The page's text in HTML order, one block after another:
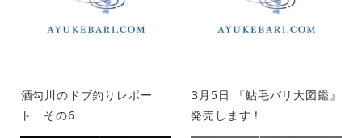
酒勾川のドブ釣りレポー
ト その6
3月5日 『鮎毛バリ大図鑑』
発売します！